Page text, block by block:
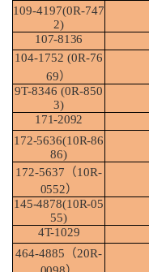
109-4197(0R-747
2)
107-8136
104-1752 (0R-76
69）
9T-8346 (0R-850
3)
171-2092
172-5636(10R-86
86)
172-5637（10R-
0552）
145-4878(10R-05
55)
4T-1029
464-4885（20R-